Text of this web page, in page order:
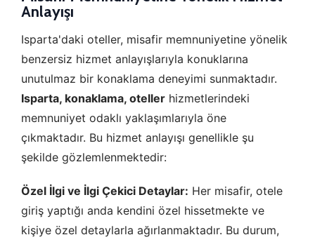
Anlayışı
Isparta'daki oteller, misafir memnuniyetine yönelik
benzersiz hizmet anlayışlarıyla konuklarına
unutulmaz bir konaklama deneyimi sunmaktadır.
Isparta, konaklama, oteller hizmetlerindeki
memnuniyet odaklı yaklaşımlarıyla öne
çıkmaktadır. Bu hizmet anlayışı genellikle şu
şekilde gözlemlenmektedir:
Özel İlgi ve İlgi Çekici Detaylar: Her misafir, otele
giriş yaptığı anda kendini özel hissetmekte ve
kişiye özel detaylarla ağırlanmaktadır. Bu durum,